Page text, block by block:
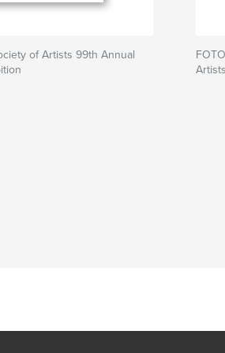
of Artists 99th Annual
Artists